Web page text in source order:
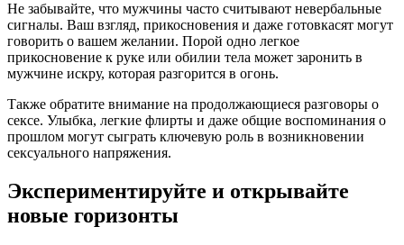
Не забывайте, что мужчины часто считывают невербальные
сигналы. Ваш взгляд, прикосновения и даже готовкасят могут
говорить о вашем желании. Порой одно легкое
прикосновение к руке или обилии тела может заронить в
мужчине искру, которая разгорится в огонь.
Также обратите внимание на продолжающиеся разговоры о
сексе. Улыбка, легкие флирты и даже общие воспоминания о
прошлом могут сыграть ключевую роль в возникновении
сексуального напряжения.
Экспериментируйте и открывайте
новые горизонты